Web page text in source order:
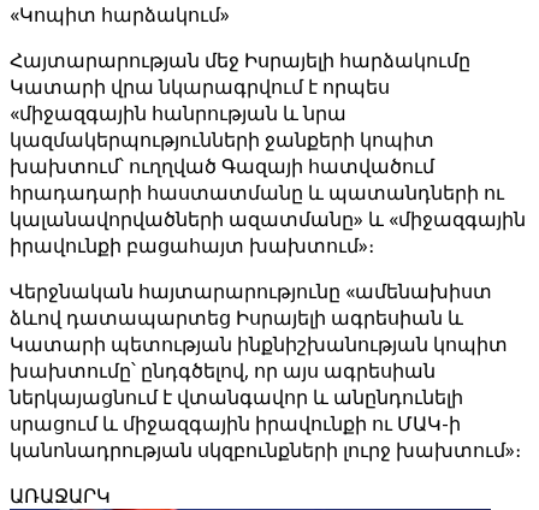
«Կոպիտ հարձակում»
Հայտարարության մեջ Իսրայելի հարձակումը
Կատարի վրա նկարագրվում է որպես
«միջազգային հանրության և նրա
կազմակերպությունների ջանքերի կոպիտ
խախտում՝ ուղղված Գազայի հատվածում
հրադադարի հաստատմանը և պատանդների ու
կալանավորվածների ազատմանը» և «միջազգային
իրավունքի բացահայտ խախտում»։
Վերջնական հայտարարությունը «ամենախիստ
ձևով դատապարտեց Իսրայելի ագրեսիան և
Կատարի պետության ինքնիշխանության կոպիտ
խախտումը՝ ընդգծելով, որ այս ագրեսիան
ներկայացնում է վտանգավոր և անընդունելի
սրացում և միջազգային իրավունքի ու ՄԱԿ-ի
կանոնադրության սկզբունքների լուրջ խախտում»։
ԱՌԱՋԱՐԿ